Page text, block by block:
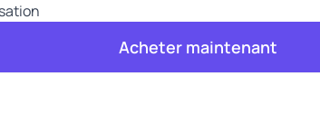
Acheter maintenant